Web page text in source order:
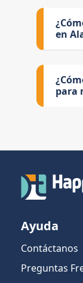
en
para
Ayuda
Contáctanos
Preguntas